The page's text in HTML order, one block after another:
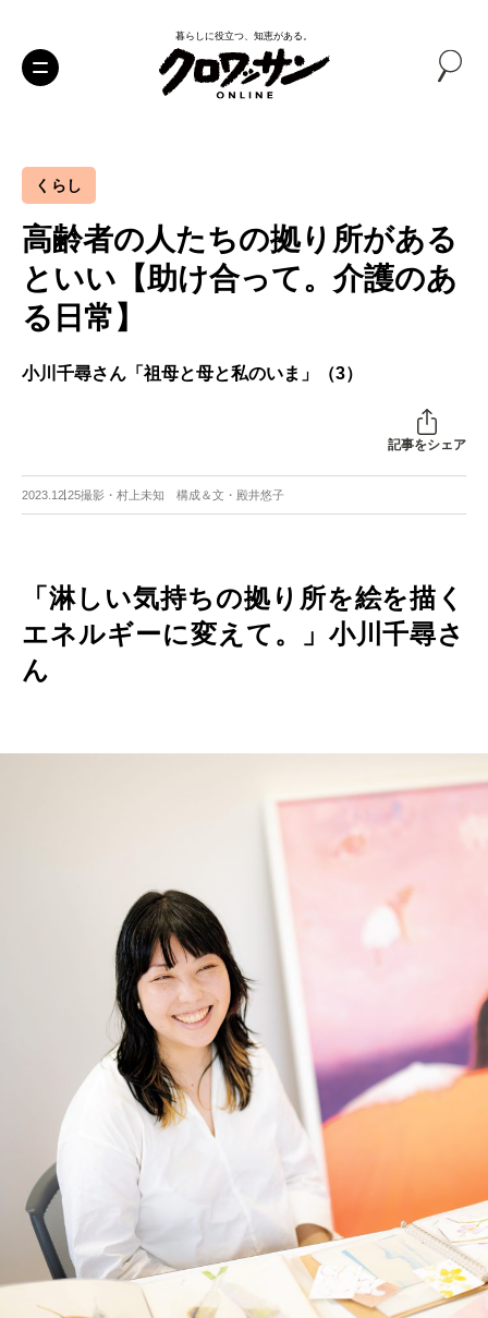
暮らしに役立つ、知恵がある。
くらし
高齢者の人たちの拠り所がある
といい【助け合って。介護のあ
る日常】
小川千尋さん「祖母と母と私のいま」（3）
記事をシェア
2023.12.25撮影・村上未知 構成＆文・殿井悠子
「淋しい気持ちの拠り所を絵を描く
エネルギーに変えて。」小川千尋さ
ん